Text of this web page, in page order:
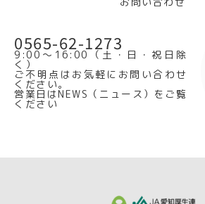
0565-62-1273
9:00～16:00（土・日・祝日除
く）
ご不明点はお気軽にお問い合わせ
ください。
営業日はNEWS（ニュース）をご覧
ください